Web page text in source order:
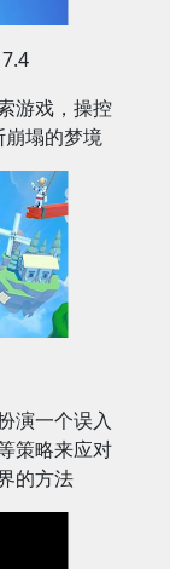
游戏，操控
塌的梦境‌
演一个误入
策略来应对
的方法‌